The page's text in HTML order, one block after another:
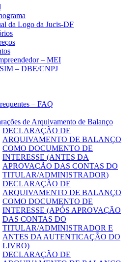
da Logo da Jucis-DF
– MEI
– DBE/CNPJ
– FAQ
de Arquivamento de Balanço
DECLARAÇÃO DE
ARQUIVAMENTO DE BALANÇO
COMO DOCUMENTO DE
INTERESSE (ANTES DA
APROVAÇÃO DAS CONTAS DO
TITULAR/ADMINISTRADOR)
DECLARAÇÃO DE
ARQUIVAMENTO DE BALANÇO
COMO DOCUMENTO DE
INTERESSE (APÓS APROVAÇÃO
DAS CONTAS DO
TITULAR/ADMINISTRADOR E
ANTES DA AUTENTICAÇÃO DO
LIVRO)
DECLARAÇÃO DE